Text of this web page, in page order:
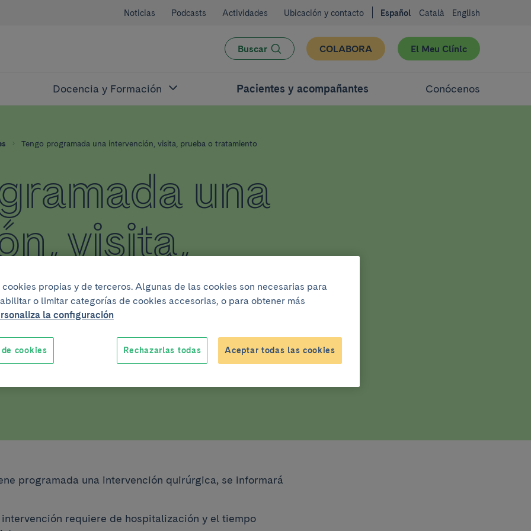
Noticias Podcasts Actividades Ubicación y contacto Español Català English
Buscar COLABORA El Meu Clínic
Docencia y Formación Pacientes y acompañantes Conócenos
Tengo programada una intervención, visita, prueba o tratamiento
una
visita,
tienes
prueba o tratamiento
programada una intervención quirúrgica, se informará
intervención requiere de hospitalización y el tiempo
cookies propias y de terceros. Algunas de las cookies son necesarias para
o limitar categorías de cookies accesorias, o para obtener más
la configuración
Rechazarlas todas Aceptar todas las cookies
cookies